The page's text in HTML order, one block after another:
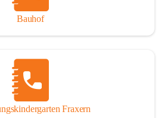
Bauhof
Fraxern